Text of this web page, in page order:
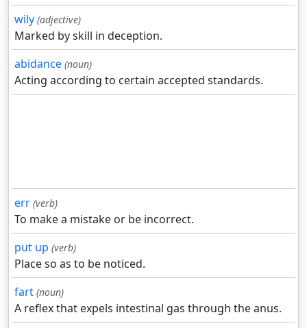
wily (adjective)
Marked by skill in deception.
abidance (noun)
Acting according to certain accepted standards.
err (verb)
To make a mistake or be incorrect.
put up (verb)
Place so as to be noticed.
fart (noun)
A reflex that expels intestinal gas through the anus.